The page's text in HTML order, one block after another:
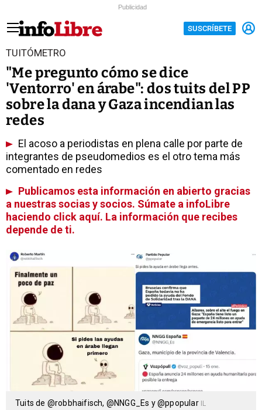
Publicidad
SUSCRÍBETE
TUITÓMETRO
"Me pregunto cómo se dice
'Ventorro' en árabe": dos tuits del PP
sobre la dana y Gaza incendian las
redes
El acoso a periodistas en plena calle por parte de
integrantes de pseudomedios es el otro tema más
comentado en redes
Publicamos esta información en abierto gracias
a nuestras socias y socios. Súmate a infoLibre
haciendo click aquí. La información que recibes
depende de ti.
Tuits de @robbhaifisch, @NNGG_Es y @ppopular IL